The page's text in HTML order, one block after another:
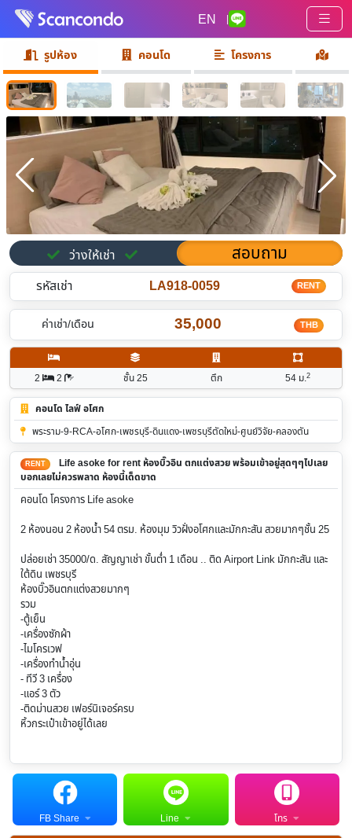
EN |
รูปห้อง คอนโด โครงการ
ว่างให้เช่า สอบถาม
รหัสเช่า LA918-0059 RENT
ค่าเช่า/เดือน 35,000 THB
2 2 ชั้น 25 ตึก 54 ม.2
คอนโด ไลฟ์ อโศก
พระราม-9-RCA-อโศก-เพชรบุรี-ดินแดง-เพชรบุรีตัดใหม่-ศูนย์วิจัย-คลองตัน
RENT
Life asoke for rent ห้องบิ๊วอิน ตกแต่งสวย พร้อมเข้าอยู่สุดๆๆไปเลย
บอกเลยไม่ควรพลาด ห้องนี้เด็ดขาด
คอนโด โครงการ Life asoke
2 ห้องนอน 2 ห้องน้ำ 54 ตรม. ห้องมุม วิวฝั่งอโศกและมักกะสัน สวยมากๆชั้น 25
ปล่อยเช่า 35000/ด. สัญญาเช่า ขั้นต่ำ 1 เดือน .. ติด Airport Link มักกะสัน และ
ใต้ดิน เพชรบุรี
ห้องบิ๊วอินตกแต่งสวยมากๆ
รวม
-ตู้เย็น
-เครื่องซักผ้า
-ไมโครเวฟ
-เครื่องทำน้ำอุ่น
- ทีวี 3 เครื่อง
-แอร์ 3 ตัว
-ติดม่านสวย เฟอร์นิเจอร์ครบ
หิ้วกระเป๋าเข้าอยู่ได้เลย
FB Share Line
โทร